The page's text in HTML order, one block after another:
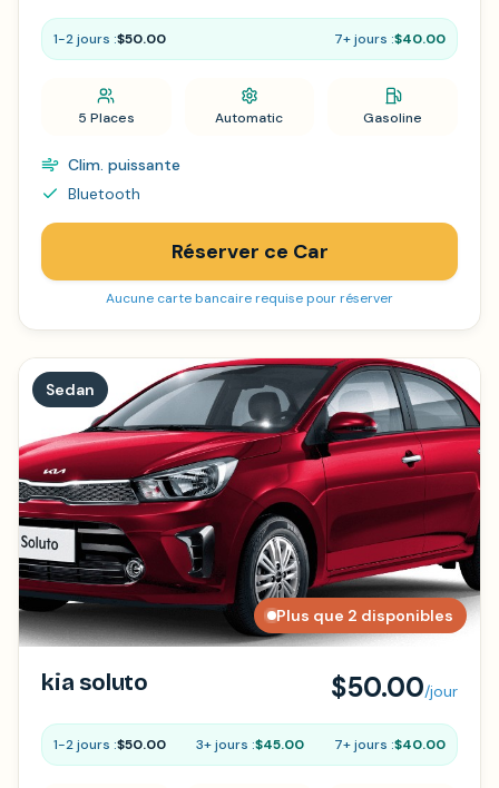
1-2 jours :$50.00 7+ jours :$40.00
5 Places Automatic Gasoline
Clim. puissante
Bluetooth
Réserver ce Car
Aucune carte bancaire requise pour réserver
Sedan
Plus que 2 disponibles
kia soluto $50.00/jour
1-2 jours :$50.00 3+ jours :$45.00 7+ jours :$40.00